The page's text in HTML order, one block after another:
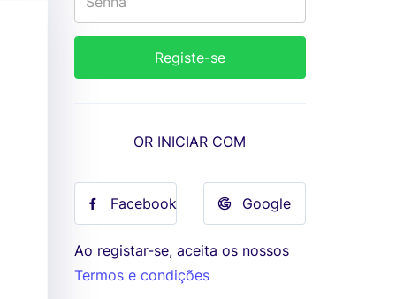
OR INICIAR COM
Facebook Google
Ao registar-se, aceita os nossos
Termos e condições